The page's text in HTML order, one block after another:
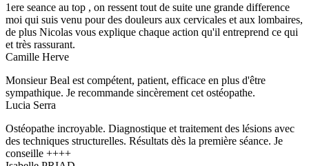
1ere seance au top , on ressent tout de suite une grande difference
moi qui suis venu pour des douleurs aux cervicales et aux lombaires,
de plus Nicolas vous explique chaque action qu'il entreprend ce qui
et très rassurant.
Camille Herve
Monsieur Beal est compétent, patient, efficace en plus d'être
sympathique. Je recommande sincèrement cet ostéopathe.
Lucia Serra
Ostéopathe incroyable. Diagnostique et traitement des lésions avec
des techniques structurelles. Résultats dès la première séance. Je
conseille ++++